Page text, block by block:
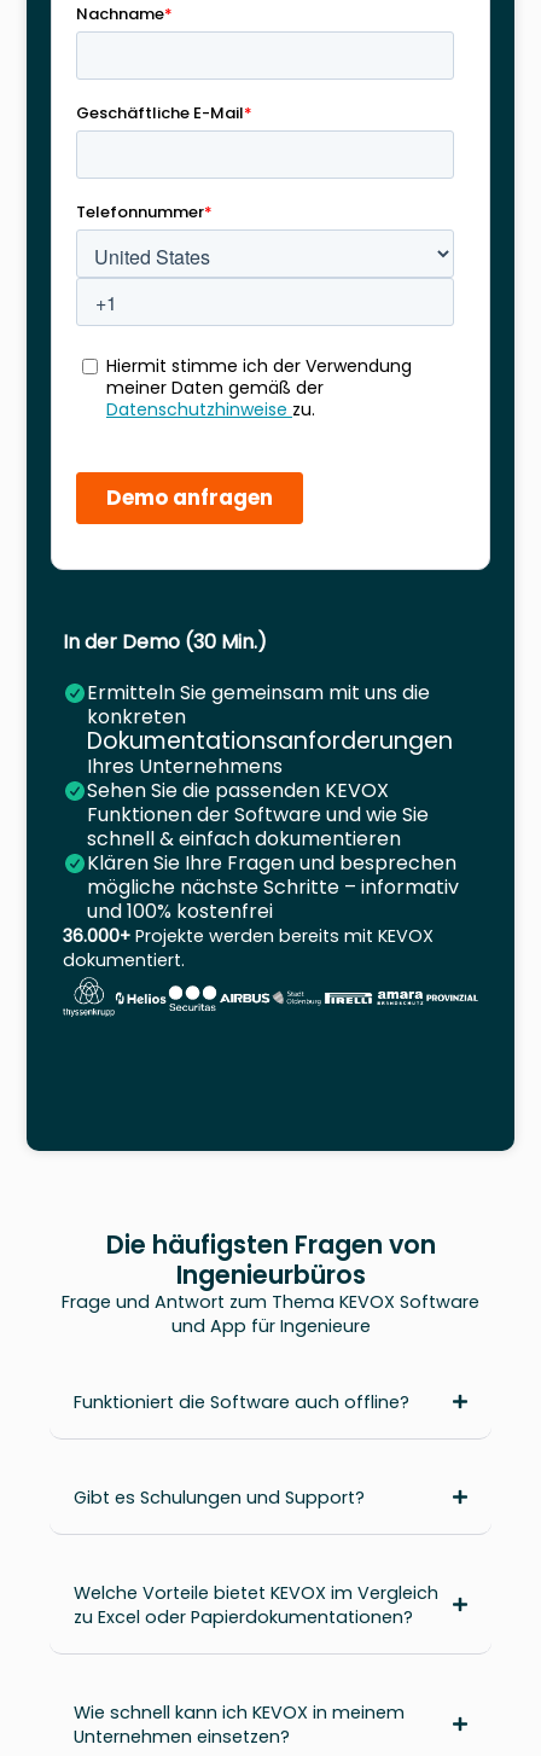
In der Demo (30 Min.)
Ermitteln Sie gemeinsam mit uns die
konkreten
Dokumentationsanforderungen
Ihres Unternehmens
Sehen Sie die passenden KEVOX
Funktionen der Software und wie Sie
schnell & einfach dokumentieren
Klären Sie Ihre Fragen und besprechen
mögliche nächste Schritte – informativ
und 100% kostenfrei
36.000+ Projekte werden bereits mit KEVOX
dokumentiert.
Die häufigsten Fragen von
Ingenieurbüros
Frage und Antwort zum Thema KEVOX Software
und App für Ingenieure
Funktioniert die Software auch offline?
Gibt es Schulungen und Support?
Welche Vorteile bietet KEVOX im Vergleich
zu Excel oder Papierdokumentationen?
Wie schnell kann ich KEVOX in meinem
Unternehmen einsetzen?